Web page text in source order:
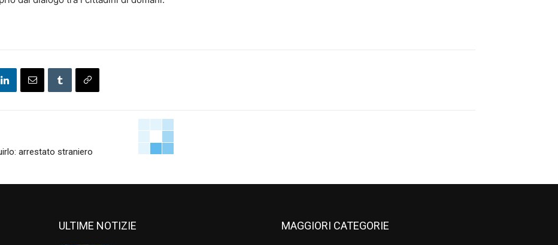
arrestato straniero
ULTIME NOTIZIE MAGGIORI CATEGORIE